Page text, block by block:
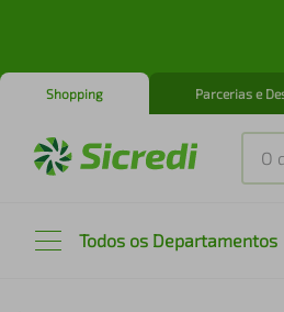
Shopping Parcerias e
O
Todos os Departamentos